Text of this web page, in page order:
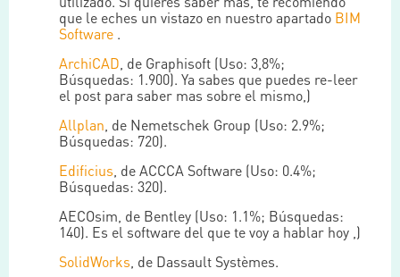
que le eches un vistazo en nuestro apartado BIM
Software .
ArchiCAD , de Graphisoft (Uso: 3,8%;
Búsquedas: 1.900). Ya sabes que puedes re-leer
el post para saber mas sobre el mismo,)
Allplan , de Nemetschek Group (Uso: 2.9%;
Búsquedas: 720).
Edificius , de ACCCA Software (Uso: 0.4%;
Búsquedas: 320).
AECOsim, de Bentley (Uso: 1.1%; Búsquedas:
140). Es el software del que te voy a hablar hoy ,)
SolidWorks , de Dassault Systèmes.